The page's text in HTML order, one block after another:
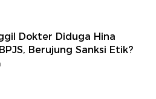
Dokter Diduga Hina
Berujung Sanksi Etik?